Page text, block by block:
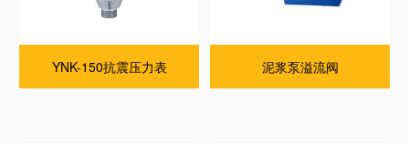
YNK-150抗震压力表 泥浆泵溢流阀